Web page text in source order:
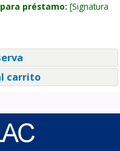
préstamo: Signatura
carrito